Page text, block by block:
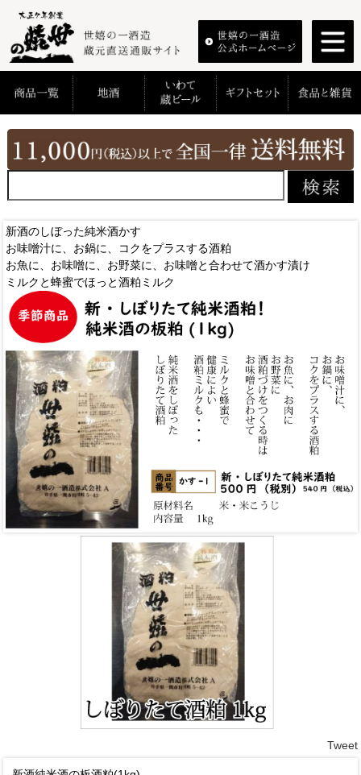
新酒のしぼった純米酒かす
お味噌汁に、お鍋に、コクをプラスする酒粕
お魚に、お味噌に、お野菜に、お味噌と合わせて酒かす漬け
ミルクと蜂蜜でほっと酒粕ミルク
Tweet